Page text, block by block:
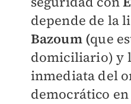
depende de la
Bazoum (que
domiciliario) y
inmediata del
democrático en